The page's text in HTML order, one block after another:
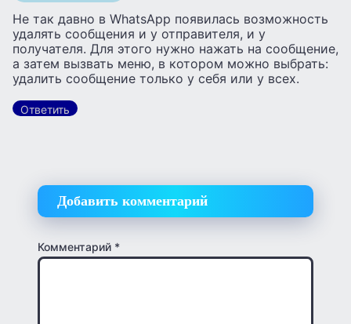
Не так давно в WhatsApp появилась возможность
удалять сообщения и у отправителя, и у
получателя. Для этого нужно нажать на сообщение,
а затем вызвать меню, в котором можно выбрать:
удалить сообщение только у себя или у всех.
Ответить
Добавить комментарий
Комментарий *